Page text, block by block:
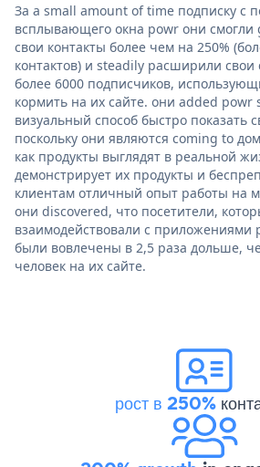
За a small amount of time подписку с
всплывающего окна powr они
свои контакты более чем на 250%
контактов) и steadily расширили свои
более 6000 подписчиков,
кормить на их сайте. они added powr
визуальный способ быстро показать
поскольку они являются coming to
как продукты выглядят в реальной
демонстрирует их продукты и
клиентам отличный опыт работы на
они discovered, что посетители,
взаимодействовали с приложениями
были вовлечены в 2,5 раза дольше,
человек на их сайте.
рост в 250%